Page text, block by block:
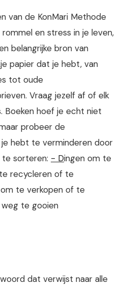
van de KonMari Methode
en stress in je leven,
belangrijke bron van
papier dat je hebt, van
tot oude
Vraag jezelf af of elk
Boeken hoef je echt niet
probeer de
hebt te verminderen door
sorteren: - Dingen om te
recycleren of te
te verkopen of te
te gooien
dat verwijst naar alle